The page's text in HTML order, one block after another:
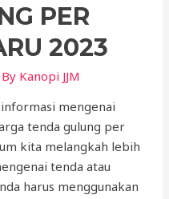
PER
2023
Kanopi JJM
mengenai
tenda gulung per
kita melangkah lebih
tenda atau
harus menggunakan